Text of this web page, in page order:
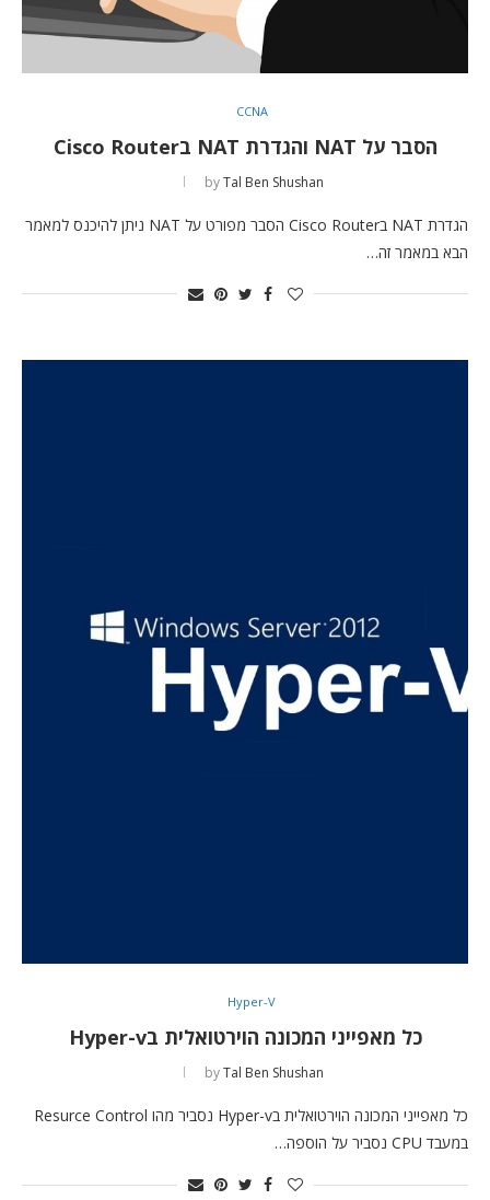
CCNA
הסבר על NAT והגדרת NAT בCisco Router
byTal Ben Shushan
הגדרת NAT בCisco Router הסבר מפורט על NAT ניתן להיכנס למאמר
הבא במאמר זה…
Hyper-V
כל מאפייני המכונה הוירטואלית בHyper-v
byTal Ben Shushan
כל מאפייני המכונה הוירטואלית בHyper-v נסביר מהו Resurce Control
במעבד CPU נסביר על הוספה…